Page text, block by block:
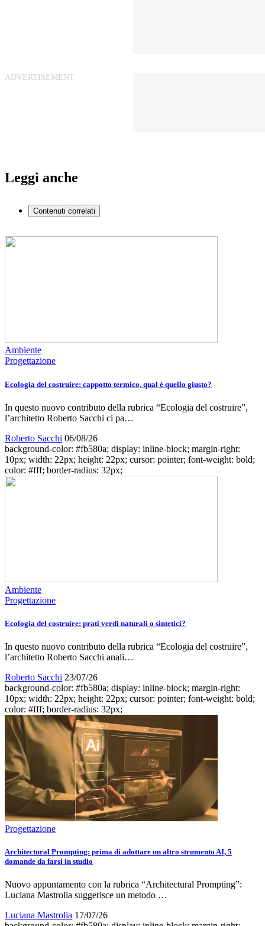
Leggi anche
Contenuti correlati
Ambiente
Progettazione
Ecologia del costruire: cappotto termico, qual è quello giusto?
In questo nuovo contributo della rubrica “Ecologia del costruire”,
l’architetto Roberto Sacchi ci pa…
Roberto Sacchi 06/08/26
background-color: #fb580a; display: inline-block; margin-right:
10px; width: 22px; height: 22px; cursor: pointer; font-weight: bold;
color: #fff; border-radius: 32px;
Ambiente
Progettazione
Ecologia del costruire: prati verdi naturali o sintetici?
In questo nuovo contributo della rubrica “Ecologia del costruire”,
l’architetto Roberto Sacchi anali…
Roberto Sacchi 23/07/26
background-color: #fb580a; display: inline-block; margin-right:
10px; width: 22px; height: 22px; cursor: pointer; font-weight: bold;
color: #fff; border-radius: 32px;
Progettazione
Architectural Prompting: prima di adottare un altro strumento AI, 5
domande da farsi in studio
Nuovo appuntamento con la rubrica “Architectural Prompting”:
Luciana Mastrolia suggerisce un metodo …
Luciana Mastrolia 17/07/26